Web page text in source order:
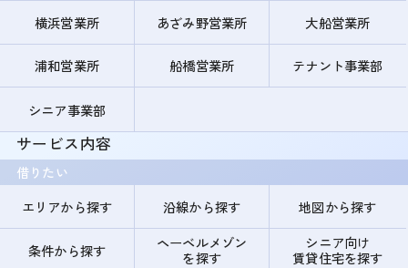
横浜営業所 あざみ野営業所 大船営業所
浦和営業所 船橋営業所 テナント事業部
シニア事業部
サービス内容
借りたい
エリアから探す
沿線から探す 地図から探す
条件から探す
ヘーベルメゾン
を探す
シニア向け
賃貸住宅を探す